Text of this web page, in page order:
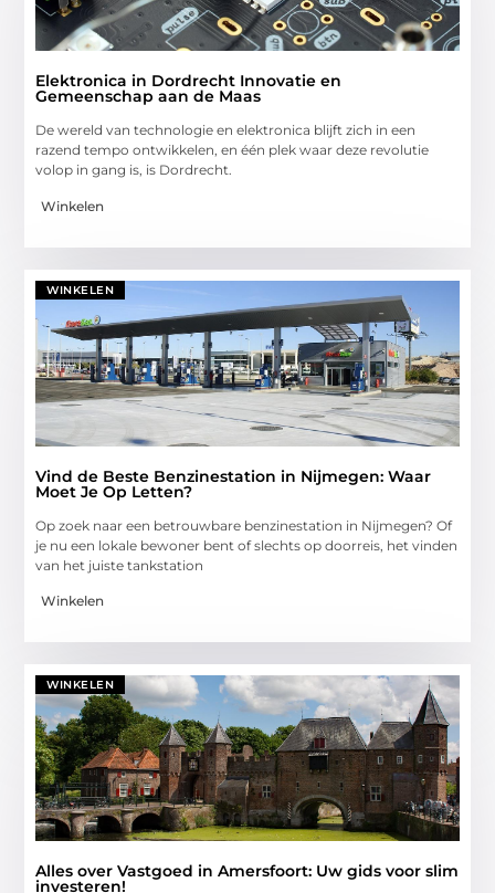
Elektronica in Dordrecht Innovatie en
Gemeenschap aan de Maas
De wereld van technologie en elektronica blijft zich in een
razend tempo ontwikkelen, en één plek waar deze revolutie
volop in gang is, is Dordrecht.
Winkelen
WINKELEN
Vind de Beste Benzinestation in Nijmegen: Waar
Moet Je Op Letten?
Op zoek naar een betrouwbare benzinestation in Nijmegen? Of
je nu een lokale bewoner bent of slechts op doorreis, het vinden
van het juiste tankstation
Winkelen
WINKELEN
Alles over Vastgoed in Amersfoort: Uw gids voor slim
investeren!